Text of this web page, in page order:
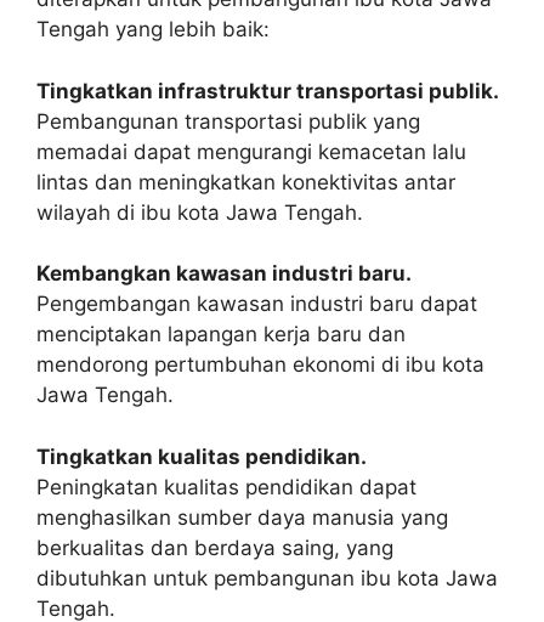
Tengah yang lebih baik:
Tingkatkan infrastruktur transportasi publik.
Pembangunan transportasi publik yang
memadai dapat mengurangi kemacetan lalu
lintas dan meningkatkan konektivitas antar
wilayah di ibu kota Jawa Tengah.
Kembangkan kawasan industri baru.
Pengembangan kawasan industri baru dapat
menciptakan lapangan kerja baru dan
mendorong pertumbuhan ekonomi di ibu kota
Jawa Tengah.
Tingkatkan kualitas pendidikan.
Peningkatan kualitas pendidikan dapat
menghasilkan sumber daya manusia yang
berkualitas dan berdaya saing, yang
dibutuhkan untuk pembangunan ibu kota Jawa
Tengah.